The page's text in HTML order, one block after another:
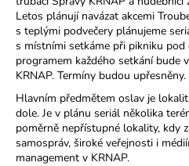
Letos plánují navázat akcemi
s teplými podvečery plánujeme
s místními setkáme při pikniku
programem každého setkání bude
KRNAP. Termíny budou upřesněny.
Hlavním předmětem oslav je
dole. Je v plánu seriál několika
poměrně nepřístupné lokality, kdy
samospráv, široké veřejnosti i
management v KRNAP.
j
í
t
?
HLEDAT